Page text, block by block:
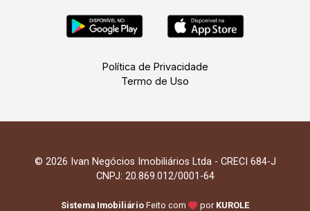
Política de Privacidade
Termo de Uso
© 2026 Ivan Negócios Imobiliários Ltda - CRECI 684-J
CNPJ: 20.869.012/0001-64
Sistema Imobiliário Feito com por KUROLE